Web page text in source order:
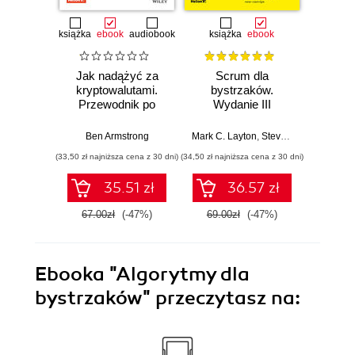
książka ebook audiobook
Jak nadążyć za
kryptowalutami.
Przewodnik po
cyfrowej ekonomii
Ben Armstrong
(33,50 zł najniższa cena z 30 dni)
35.51 zł
67.00zł (-47%)
książka ebook
Scrum dla
bystrzaków.
Wydanie III
Mark C. Layton, Steven J. Ostermiller
(34,50 zł najniższa cena z 30 dni)
36.57 zł
69.00zł (-47%)
Ebooka "Algorytmy dla
bystrzaków" przeczytasz na: